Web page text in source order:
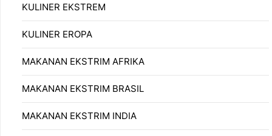
KULINER EKSTREM
KULINER EROPA
MAKANAN EKSTRIM AFRIKA
MAKANAN EKSTRIM BRASIL
MAKANAN EKSTRIM INDIA